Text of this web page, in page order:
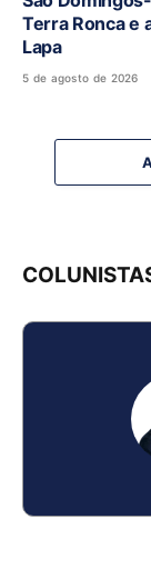
Terra Ronca e
Lapa
5 de agosto de 2026